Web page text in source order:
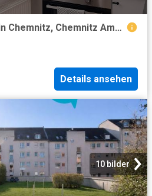
Modern, bright home in Chemnitz, Chemnitz Amsterdam Apartments for Rent
Details ansehen
10 bilder